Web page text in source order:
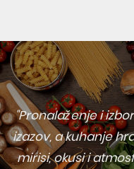
"Pronalaženje i
izazov, a kuhanje
mirisi, okusi i